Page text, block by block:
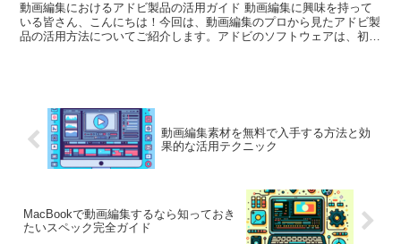
動画編集におけるアドビ製品の活用ガイド 動画編集に興味を持って
いる皆さん、こんにちは！今回は、動画編集のプロから見たアドビ製
品の活用方法についてご紹介します。アドビのソフトウェアは、初心
動画編集素材を無料で入手する方法と効
果的な活用テクニック
MacBookで動画編集するなら知っておき
たいスペック完全ガイド